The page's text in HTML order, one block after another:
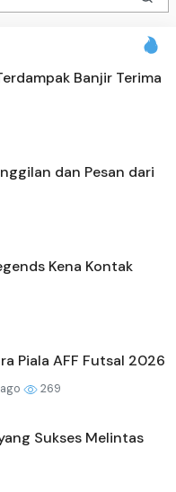
Banjir Terima
dan Pesan dari
Kena Kontak
Piala AFF Futsal 2026
269
Sukses Melintas